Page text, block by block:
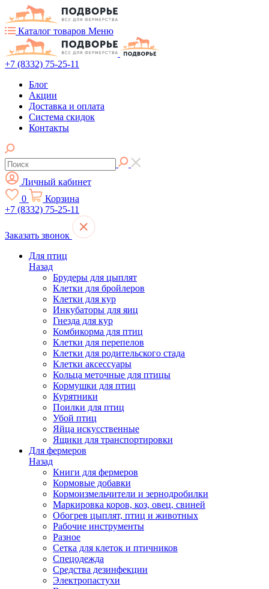
Каталог товаров Меню
+7 (8332) 75-25-11
Блог
Акции
Доставка и оплата
Система скидок
Контакты
Личный кабинет
0
Корзина
+7 (8332) 75-25-11
Заказать звонок
Для птиц
Назад
Брудеры для цыплят
Клетки для бройлеров
Клетки для кур
Инкубаторы для яиц
Гнезда для кур
Комбикорма для птиц
Клетки для перепелов
Клетки для родительского стада
Клетки аксессуары
Кольца меточные для птицы
Кормушки для птиц
Курятники
Поилки для птиц
Убой птиц
Яйца искусственные
Ящики для транспортировки
Для фермеров
Назад
Книги для фермеров
Кормовые добавки
Кормоизмельчители и зернодробилки
Маркировка коров, коз, овец, свиней
Обогрев цыплят, птиц и животных
Рабочие инструменты
Разное
Сетка для клеток и птичников
Спецодежда
Средства дезинфекции
Электропастухи